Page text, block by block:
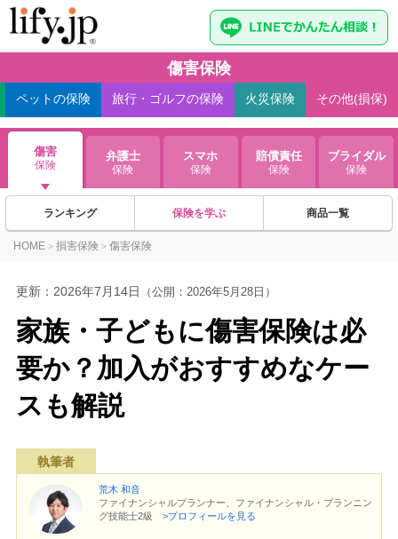
ペットの保険 旅行・ゴルフの保険 火災保険 その他(損保)
傷害
保険
弁護士
保険
スマホ
保険
賠償責任
保険
ブライダル
保険
傷害保険
ランキング 保険を学ぶ 商品一覧
HOME > 損害保険 > 傷害保険
更新： 2026年7月14日 （公開：2026年5月28日）
家族・子どもに傷害保険は必
要か？加入がおすすめなケー
スも解説
執筆者
荒木 和音
ファイナンシャルプランナー、ファイナンシャル・プランニン
グ技能士2級 >プロフィールを見る